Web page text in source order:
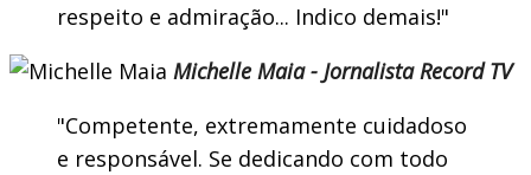
respeito e admiração... Indico demais!
Michelle Maia - Jornalista Record TV
Competente, extremamente cuidadoso
e responsável. Se dedicando com todo